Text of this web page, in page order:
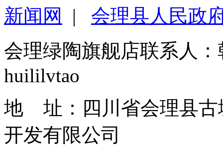
新闻网
| 会理县人民政
会理绿陶旗舰店联系人
huililvtao
地 址：四川省会理县古
开发有限